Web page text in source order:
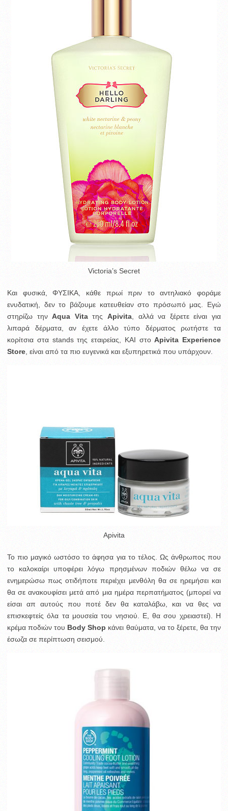
Victoria’s Secret
Και φυσικά, ΦΥΣΙΚΑ, κάθε πρωί πριν το αντηλιακό φοράμε
ενυδατική, δεν το βάζουμε κατευθείαν στο πρόσωπό μας. Εγώ
στηρίζω τηνAqua VitaτηςApivita, αλλά να ξέρετε είναι για
λιπαρά δέρματα, αν έχετε άλλο τύπο δέρματος ρωτήστε τα
κορίτσια στα stands της εταιρείας, KAI στοApivita Experience
Store, είναι από τα πιο ευγενικά και εξυπηρετικά που υπάρχουν.
Apivita
Το πιο μαγικό ωστόσο το άφησα για το τέλος. Ως άνθρωπος που
το καλοκαίρι υποφέρει λόγω πρησμένων ποδιών θέλω να σε
ενημερώσω πως οτιδήποτε περιέχει μενθόλη θα σε ηρεμήσει και
θα σε ανακουφίσει μετά από μια ημέρα περπατήματος (μπορεί να
είσαι απ αυτούς που ποτέ δεν θα καταλάβω, και να θες να
επισκεφτείς όλα τα μουσεία του νησιού. Ε, θα σου χρειαστεί). Η
κρέμα ποδιών του Body Shop κάνει θαύματα, να το ξέρετε, θα την
έσωζα σε περίπτωση σεισμού.